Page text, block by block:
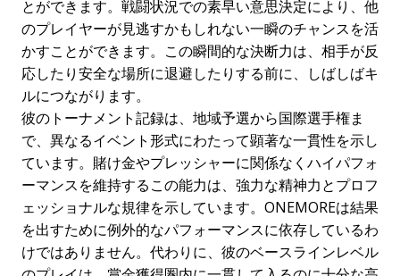
とができます。戦闘状況での素早い意思決定により、他
のプレイヤーが見逃すかもしれない一瞬のチャンスを活
かすことができます。この瞬間的な決断力は、相手が反
応したり安全な場所に退避したりする前に、しばしばキ
ルにつながります。
彼のトーナメント記録は、地域予選から国際選手権ま
で、異なるイベント形式にわたって顕著な一貫性を示し
ています。賭け金やプレッシャーに関係なくハイパフォ
ーマンスを維持するこの能力は、強力な精神力とプロフ
ェッショナルな規律を示しています。ONEMOREは結果
を出すために例外的なパフォーマンスに依存しているわ
けではありません。代わりに、彼のベースラインレベル